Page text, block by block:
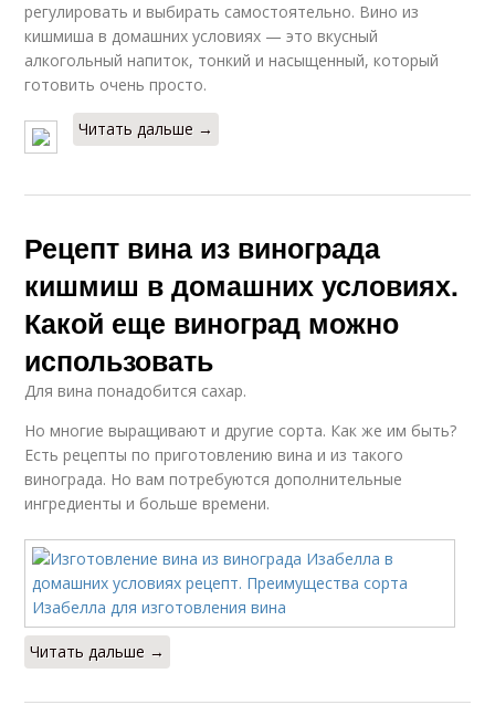
регулировать и выбирать самостоятельно. Вино из
кишмиша в домашних условиях — это вкусный
алкогольный напиток, тонкий и насыщенный, который
готовить очень просто.
Читать дальше →
Рецепт вина из винограда
кишмиш в домашних условиях.
Какой еще виноград можно
использовать
Для вина понадобится сахар.
Но многие выращивают и другие сорта. Как же им быть?
Есть рецепты по приготовлению вина и из такого
винограда. Но вам потребуются дополнительные
ингредиенты и больше времени.
Читать дальше →